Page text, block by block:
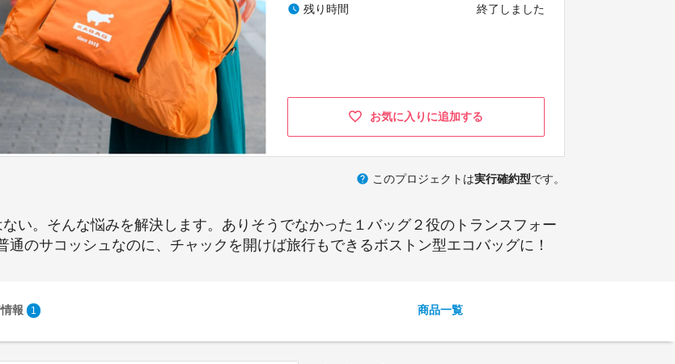
watch_later 残り時間 終了しました
お気に入りに追加する
help このプロジェクトは実行確約型です。
い。そんな悩みを解決します。ありそうでなかった１バッグ２役のトランスフォー
のサコッシュなのに、チャックを開けば旅行もできるボストン型エコバッグに！
報 1 商品一覧